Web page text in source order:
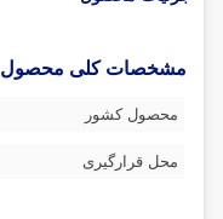
مشخصات کلی محصول
محصول کشور
محل قرارگیری